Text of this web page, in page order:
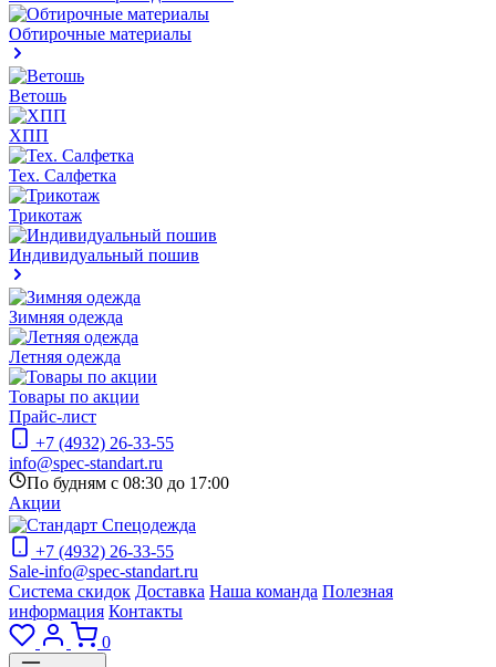
Обтирочные материалы
Ветошь
ХПП
Тех. Салфетка
Трикотаж
Индивидуальный пошив
Зимняя одежда
Летняя одежда
Товары по акции
Прайс-лист
+7 (4932) 26-33-55
info@spec-standart.ru
По будням с 08:30 до 17:00
Акции
+7 (4932) 26-33-55
Sale-info@spec-standart.ru
Система скидок Доставка Наша команда Полезная
информация Контакты
0